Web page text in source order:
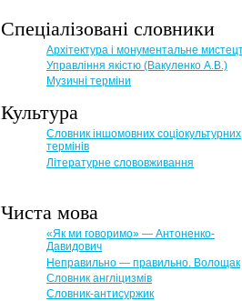
Спеціалізовані словники
Архітектура і монументальне
Управління якістю (Вакуленко А.В.)
Музичні терміни
Культура
Словник іншомовних соціокультурних
термінів
Літературне слововживання
Чиста мова
«Як ми говоримо» — Антоненко-
Давидович
Неправильно — правильно. Волощак
Словник англіцизмів
Словник-антисуржик